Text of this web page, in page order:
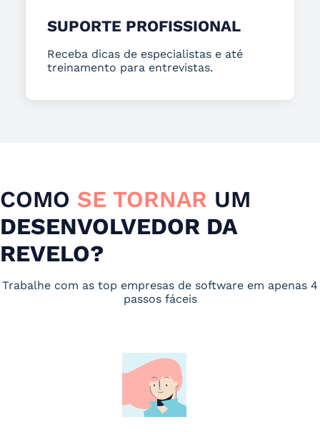
SUPORTE PROFISSIONAL
Receba dicas de especialistas e até
treinamento para entrevistas.
COMO SE TORNAR UM
DESENVOLVEDOR DA
REVELO?
Trabalhe com as top empresas de software em apenas 4
passos fáceis